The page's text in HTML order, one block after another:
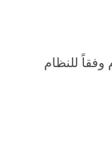
للنظام